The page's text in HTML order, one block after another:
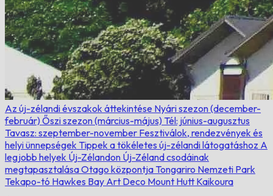
Az új-zélandi évszakok áttekintése Nyári szezon (december-
február) Őszi szezon (március-május) Tél: június-augusztus
Tavasz: szeptember-november Fesztiválok, rendezvények és
helyi ünnepségek Tippek a tökéletes új-zélandi látogatáshoz A
legjobb helyek Új-Zélandon Új-Zéland csodáinak
megtapasztalásaOtago központja Tongariro Nemzeti Park
Tekapo-tó Hawkes Bay Art Deco Mount Hutt Kaikoura